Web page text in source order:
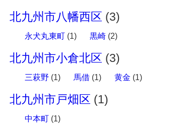
北九州市八幡西区 (3)
永犬丸東町 (1) 黒崎 (2)
北九州市小倉北区 (3)
三萩野 (1) 馬借 (1) 黄金 (1)
北九州市戸畑区 (1)
中本町 (1)